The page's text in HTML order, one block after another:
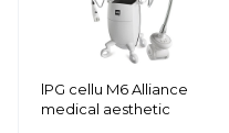
lPG cellu M6 Alliance
medical aesthetic